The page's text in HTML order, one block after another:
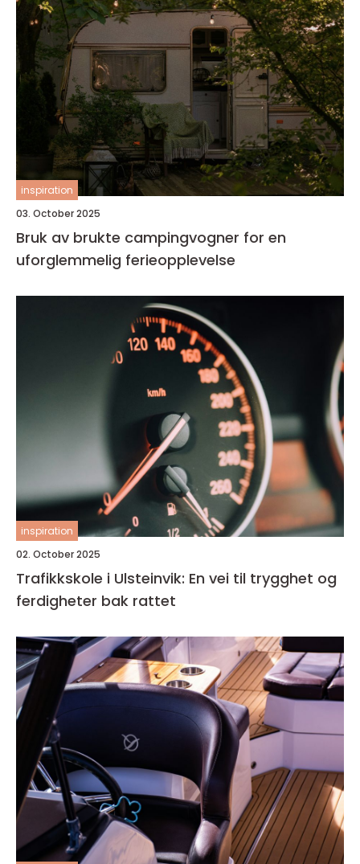
inspiration
03. October 2025
Bruk av brukte campingvogner for en
uforglemmelig ferieopplevelse
inspiration
02. October 2025
Trafikkskole i Ulsteinvik: En vei til trygghet og
ferdigheter bak rattet